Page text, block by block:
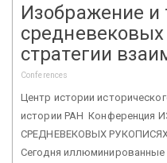
Изображение и
средневековых
стратегии
Conferences
Центр истории
истории РАН Конференция
СРЕДНЕВЕКОВЫХ
Сегодня